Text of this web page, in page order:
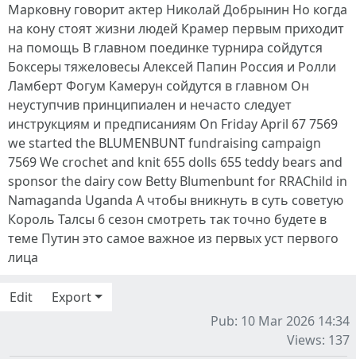
Марковну говорит актер Николай Добрынин Но когда
на кону стоят жизни людей Крамер первым приходит
на помощь В главном поединке турнира сойдутся
Боксеры тяжеловесы Алексей Папин Россия и Ролли
Ламберт Фогум Камерун сойдутся в главном Он
неуступчив принципиален и нечасто следует
инструкциям и предписаниям On Friday April 67 7569
we started the BLUMENBUNT fundraising campaign
7569 We crochet and knit 655 dolls 655 teddy bears and
sponsor the dairy cow Betty Blumenbunt for RRAChild in
Namaganda Uganda А чтобы вникнуть в суть советую
Король Талсы 6 сезон смотреть так точно будете в
теме Путин это самое важное из первых уст первого
лица
Edit
Export
Pub: 10 Mar 2026 14:34
Views: 137